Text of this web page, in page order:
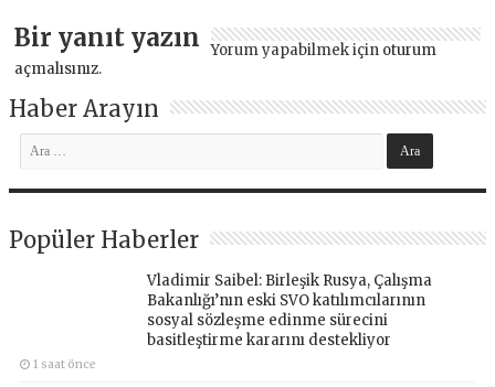
Bir yanıt yazın Yorum yapabilmek için oturum
açmalısınız.
Haber Arayın
Popüler Haberler
Vladimir Saibel: Birleşik Rusya, Çalışma
Bakanlığı’nın eski SVO katılımcılarının
sosyal sözleşme edinme sürecini
basitleştirme kararını destekliyor
1 saat önce